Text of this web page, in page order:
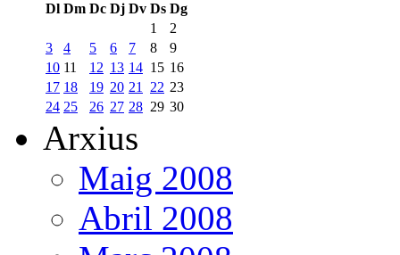
Dl Dm Dc Dj Dv Ds Dg
1
2
3
4 5 6 7 8
9
10 11 12 13 14 15 16
17 18 19 20 21 22 23
24 25 26 27 28 29 30
Arxius
Maig 2008
Abril 2008